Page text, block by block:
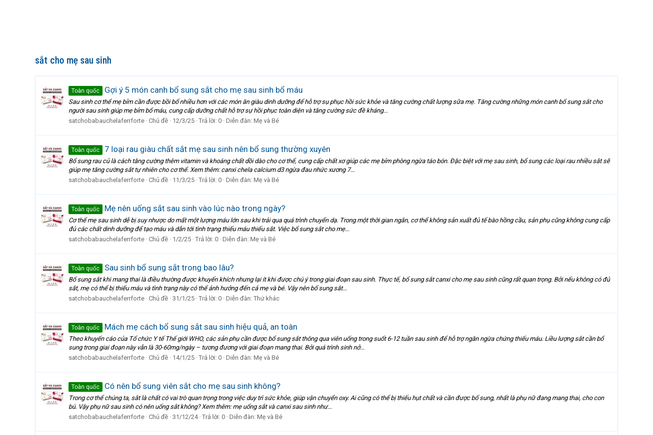
sắt cho mẹ sau sinh
Toàn quốc Gợi ý 5 món canh bổ sung sắt cho mẹ sau sinh bổ máu
Sau sinh cơ thể mẹ bỉm cần được bồi bổ nhiều hơn với các món ăn giàu dinh dưỡng để hỗ trợ sụ phục hồi sức khỏe và tăng cường chất lượng sữa mẹ. Tăng cường những món canh bổ sung sắt cho
người sau sinh giúp mẹ bỉm bổ máu, cung cấp dưỡng chất hỗ trợ sự hồi phục toàn diện và tăng cường sức đề kháng...
satchobabauchelaferrforte Chủ đề 12/3/25 Trả lời: 0 Diễn đàn: Mẹ và Bé
Toàn quốc 7 loại rau giàu chất sắt mẹ sau sinh nên bổ sung thường xuyên
Bổ sung rau củ là cách tăng cường thêm vitamin và khoáng chất dồi dào cho cơ thể, cung cấp chất xơ giúp các mẹ bỉm phòng ngừa táo bón. Đặc biệt với mẹ sau sinh, bổ sung các loại rau nhiều sắt sẽ
giúp mẹ tăng cường sắt tự nhiên cho cơ thể. Xem thêm: canxi chela calcium d3 ngừa đau nhức xương 7...
satchobabauchelaferrforte Chủ đề 11/3/25 Trả lời: 0 Diễn đàn: Mẹ và Bé
Toàn quốc Mẹ nên uống sắt sau sinh vào lúc nào trong ngày?
Cơ thể mẹ sau sinh dễ bị suy nhược do mất một lượng máu lớn sau khi trải qua quá trình chuyển dạ. Trong một thời gian ngắn, cơ thể không sản xuất đủ tế bào hồng cầu, sản phụ cũng không cung cấp
đủ các chất dinh dưỡng để tạo máu và dẫn tới tình trạng thiếu máu thiếu sắt. Việc bổ sung sắt cho mẹ...
satchobabauchelaferrforte Chủ đề 1/2/25 Trả lời: 0 Diễn đàn: Mẹ và Bé
Toàn quốc Sau sinh bổ sung sắt trong bao lâu?
Bổ sung sắt khi mang thai là điều thường được khuyến khích nhưng lại ít khi được chú ý trong giai đoạn sau sinh. Thực tế, bổ sung sắt canxi cho mẹ sau sinh cũng rất quan trọng. Bởi nếu không có đủ
sắt, mẹ có thể bị thiếu máu và tình trạng này có thể ảnh hưởng đến cả mẹ và bé. Vậy nên bổ sung sắt...
satchobabauchelaferrforte Chủ đề 31/1/25 Trả lời: 0 Diễn đàn: Thứ khác
Toàn quốc Mách mẹ cách bổ sung sắt sau sinh hiệu quả, an toàn
Theo khuyến cáo của Tổ chức Y tế Thế giới WHO, các sản phụ cần được bổ sung sắt thông qua viên uống trong suốt 6-12 tuần sau sinh để hỗ trợ ngăn ngừa chứng thiếu máu. Liều lượng sắt cần bổ
sung trong giai đoạn này vẫn là 30-60mg/ngày – tương đương với giai đoạn mang thai. Bởi quá trình sinh nở...
satchobabauchelaferrforte Chủ đề 14/1/25 Trả lời: 0 Diễn đàn: Mẹ và Bé
Toàn quốc Có nên bổ sung viên sắt cho mẹ sau sinh không?
Trong cơ thể chúng ta, sắt là chất có vai trò quan trọng trong việc duy trì sức khỏe, giúp vận chuyển oxy. Ai cũng có thể bị thiếu hụt chất và cần được bổ sung, nhất là phụ nữ đang mang thai, cho con
bú. Vậy phụ nữ sau sinh có nên uống sắt không? Xem thêm: mẹ uống sắt và canxi sau sinh như...
satchobabauchelaferrforte Chủ đề 31/12/24 Trả lời: 0 Diễn đàn: Mẹ và Bé